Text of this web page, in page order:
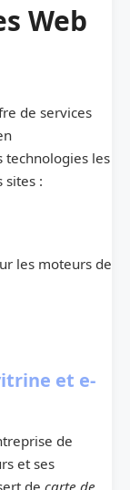
Web
de services
technologies les
sites :
les moteurs de
et e-
de
et ses
de carte de